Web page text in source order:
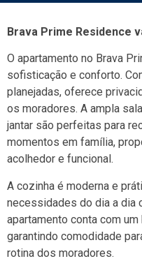
Brava Prime Residence
O apartamento no Brava
sofisticação e conforto.
planejadas, oferece
os moradores. A ampla
jantar são perfeitas para
momentos em família,
acolhedor e funcional.
A cozinha é moderna e
necessidades do dia a dia
apartamento conta com
garantindo comodidade
rotina dos moradores.